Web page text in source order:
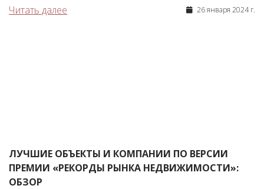
Читать далее
26 января 2024 г.
ЛУЧШИЕ ОБЪЕКТЫ И КОМПАНИИ ПО ВЕРСИИ
ПРЕМИИ «РЕКОРДЫ РЫНКА НЕДВИЖИМОСТИ»:
ОБЗОР